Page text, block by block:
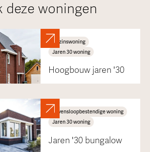
deze woningen
Gezinswoning
Jaren 30 woning
Hoogbouw jaren '30
Levensloopbestendige woning
Jaren 30 woning
Jaren '30 bungalow